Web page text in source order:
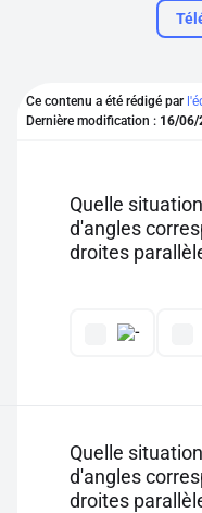
Se connecter
Pour
Ce contenu a été rédigé par
Dernière modification : 16/06/
Quelle
d'angles
droites
Quelle
d'angles
droites